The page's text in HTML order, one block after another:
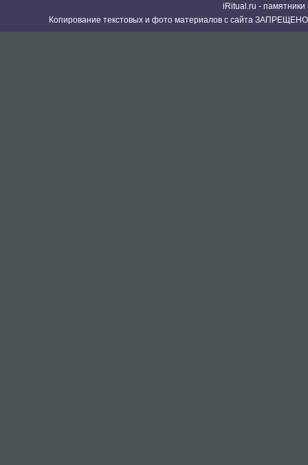
iRitual.ru -
Копирование текстовых и фото материалов с сайта